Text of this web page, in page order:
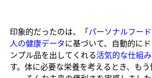
印象的だったのは、「パーソナルフー
人の健康データに基づいて、自動的に
ンプル品を出してくれる活気的な仕組み
す。体に必要な栄養を考えるとき、も